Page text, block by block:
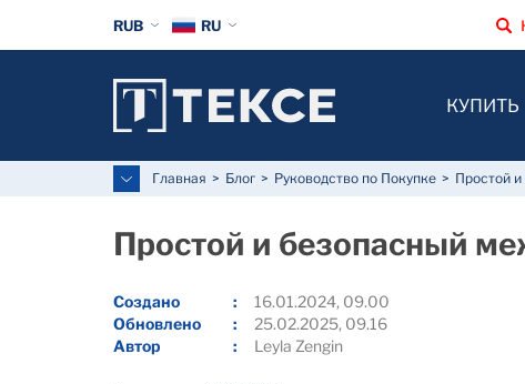
Главная Блог Руководство по Покупке Простой
Простой и безопасный
Создано
16.01.2024, 09.00
Обновлено
25.02.2025, 09.16
Автор
Leyla Zengin
RUB RU
КУПИТЬ